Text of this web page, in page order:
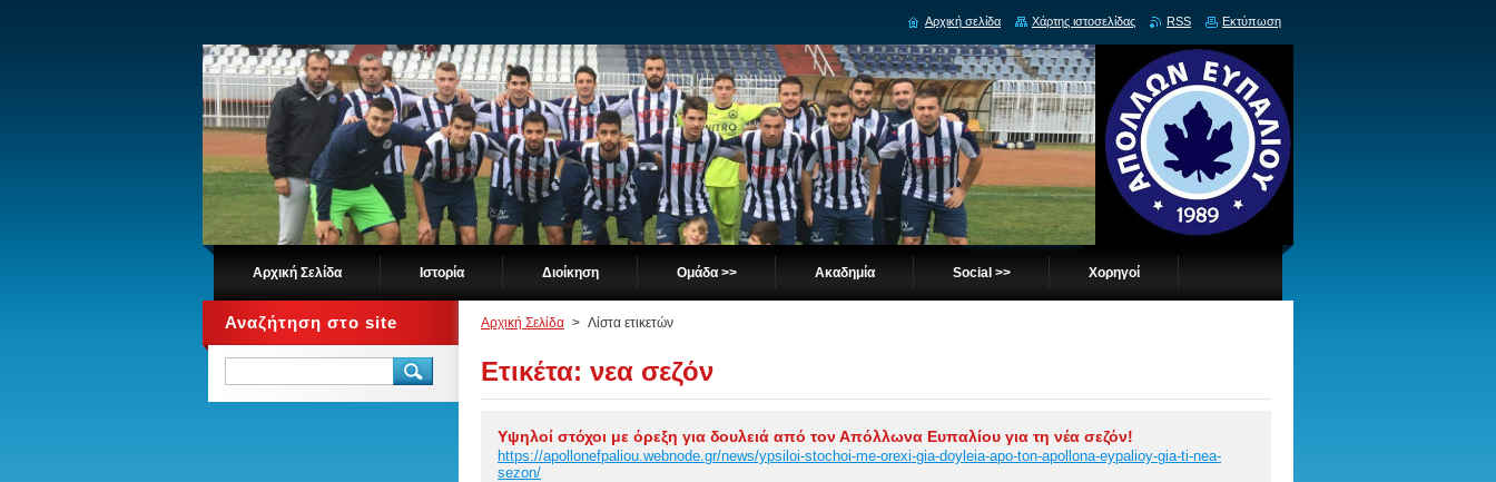
Αρχική Σελίδα Ιστορία Διοίκηση Ομάδα >> Ακαδημία Social >> Χορηγοί
Αρχική Σελίδα > Λίστα ετικετών
Ετικέτα: νεα σεζόν
Υψηλοί στόχοι με όρεξη για δουλειά από τον Απόλλωνα Ευπαλίου για τη νέα σεζόν!
https://apollonefpaliou.webnode.gr/news/ypsiloi-stochoi-me-orexi-gia-doyleia-apo-ton-apollona-eypalioy-gia-ti-nea-
sezon/
Αναζήτηση στο site
Αρχική σελίδα Χάρτης ιστοσελίδας RSS Εκτύπωση